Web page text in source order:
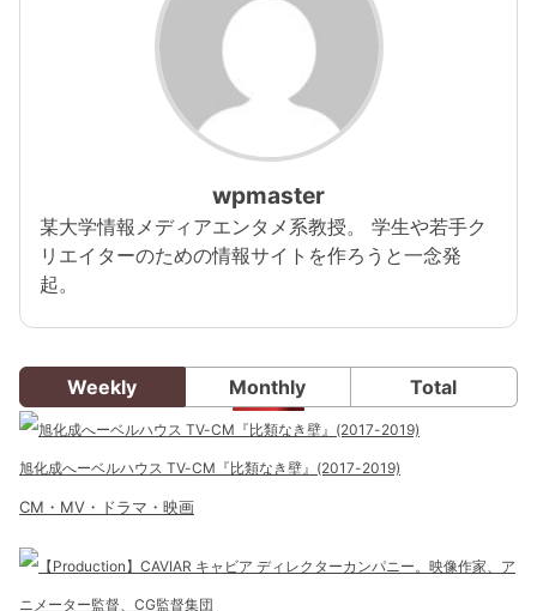
wpmaster
某大学情報メディアエンタメ系教授。 学生や若手ク
リエイターのための情報サイトを作ろうと一念発
起。
Weekly Monthly Total
旭化成へーベルハウス TV-CM『比類なき壁』(2017-2019)
CM・MV・ドラマ・映画